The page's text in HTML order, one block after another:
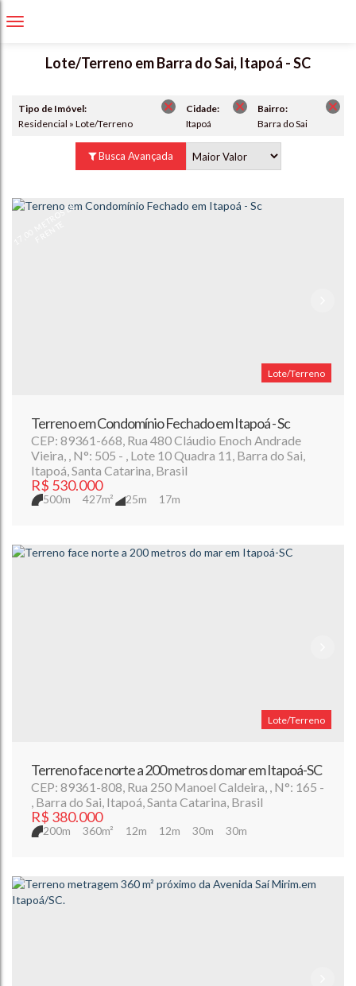
Lote/Terreno em Barra do Sai, Itapoá - SC
Tipo de Imóvel:
Residencial » Lote/Terreno
Cidade:
Itapoá
Bairro:
Barra do Sai
Busca Avançada
1
7,
0
0
M
T
R
O
S
D
E
F
R
E
N
T
Lote/Terreno
Terreno em Condomínio Fechado em Itapoá - Sc
R$ 530.000
CEP: 89361-668, Rua 480 Cláudio Enoch Andrade
Vieira , N°: 505 , Lote 10 Quadra 11 , Barra do Sai,
Itapoá,Santa Catarina, Brasil
500m 427m² 25m 17m
Lote/Terreno
Terreno face norte a 200 metros do mar em Itapoá-SC
R$ 380.000
CEP: 89361-808, Rua 250 Manoel Caldeira , N°: 165
, Barra do Sai, Itapoá,Santa Catarina, Brasil
200m 360m² 12m 12m 30m 30m